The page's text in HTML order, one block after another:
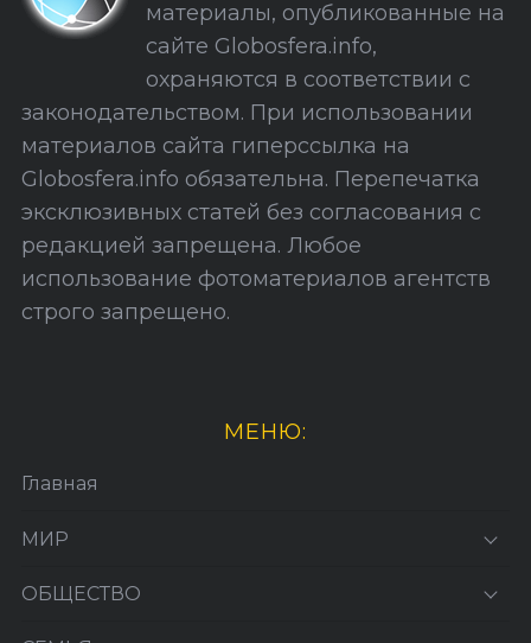
а
а
материалы, опубликованные на
сайте Globosfera.info,
охраняются в соответствии с
законодательством. При использовании
материалов сайта гиперссылка на
Globosfera.info обязательна. Перепечатка
эксклюзивных статей без согласования с
редакцией запрещена. Любое
использование фотоматериалов агентств
строго запрещено.
МЕНЮ:
Главная
МИР
ОБЩЕСТВО